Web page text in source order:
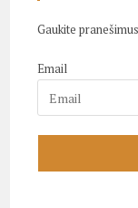
Gaukite
Email